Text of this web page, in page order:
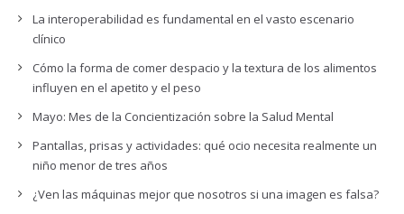
La interoperabilidad es fundamental en el vasto escenario
clínico
Cómo la forma de comer despacio y la textura de los alimentos
influyen en el apetito y el peso
Mayo: Mes de la Concientización sobre la Salud Mental
Pantallas, prisas y actividades: qué ocio necesita realmente un
niño menor de tres años
¿Ven las máquinas mejor que nosotros si una imagen es falsa?